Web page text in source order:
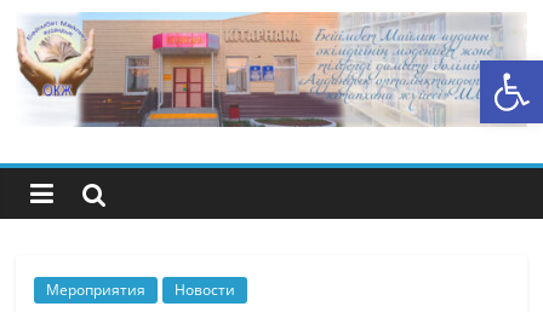
Открыть панель инструментов
Перейти
содержимому
Центральная
библиотечная
система
Мероприятия Новости